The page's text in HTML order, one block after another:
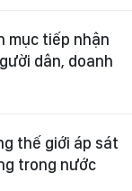
mục tiếp nhận
dân, doanh
thế giới áp sát
trong nước